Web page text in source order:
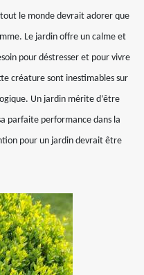
le monde devrait adorer que
Le jardin offre un calme et
pour déstresser et pour vivre
créature sont inestimables sur
Un jardin mérite d’être
parfaite performance dans la
pour un jardin devrait être